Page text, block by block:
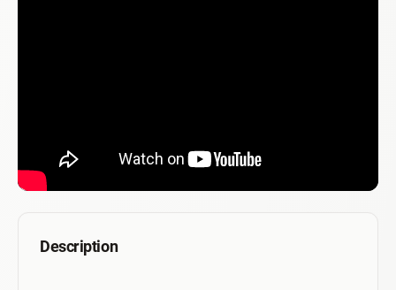
Description